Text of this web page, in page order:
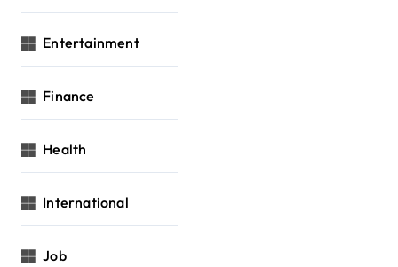
Entertainment
Finance
Health
International
Job